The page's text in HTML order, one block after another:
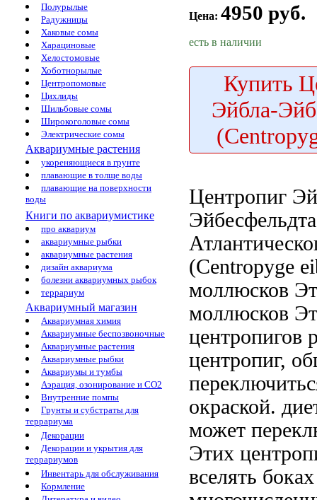
Полурылые
Радужницы
Хаковые сомы
Харациновые
Хелостомовые
Хоботнорылые
Центропомовые
Цихлиды
Шильбовые сомы
Широкоголовые сомы
Электрические сомы
Аквариумные растения
укореняющиеся в грунте
плавающие в толще воды
плавающие на поверхности
воды
Книги по аквариумистике
про аквариум
аквариумные рыбки
аквариумные растения
дизайн аквариума
болезни аквариумных рыбок
террариум
Аквариумный магазин
Аквариумная химия
Аквариумные беспозвоночные
Аквариумные растения
Аквариумные рыбки
Аквариумы и тумбы
Аэрация, озонирование и CO2
Внутренние помпы
Грунты и субстраты для
террариума
Декорации
Декорации и укрытия для
террариумов
Инвентарь для обслуживания
Кормление
Цена: 4950 руб.
есть в наличии
Купить
Эйбла-
Центропиг
(Centropyge
моллюсков
моллюсков
центропигов
центропиг,
окраской.
может
Этих
вселять